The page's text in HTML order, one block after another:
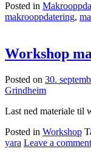
Posted in
makrooppdatering,
Workshop
Posted on 30.
Grindheim
Last ned materiale til
Posted in Workshop
yara Leave a comment